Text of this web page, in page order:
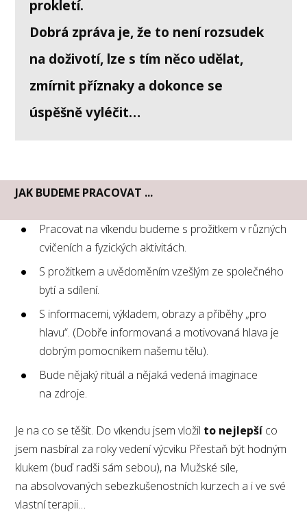
prokletí.
Dobrá zpráva je, že to není rozsudek
na doživotí, lze s tím něco udělat,
zmírnit příznaky a dokonce se
úspěšně vyléčit…
JAK BUDEME PRACOVAT ...
Pracovat na víkendu budeme s prožitkem v různých
cvičeních a fyzických aktivitách.
S prožitkem a uvědoměním vzešlým ze společného
bytí a sdílení.
S informacemi, výkladem, obrazy a příběhy „pro
hlavu“. (Dobře informovaná a motivovaná hlava je
dobrým pomocníkem našemu tělu).
Bude nějaký rituál a nějaká vedená imaginace
na zdroje.
Je na co se těšit. Do víkendu jsem vložil to nejlepší co
jsem nasbíral za roky vedení výcviku Přestaň být hodným
klukem (buď radši sám sebou), na Mužské síle,
na absolvovaných sebezkušenostních kurzech a i ve své
vlastní terapii…